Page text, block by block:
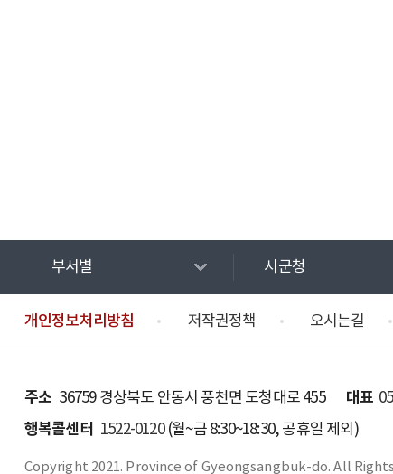
부서별 시군청
개인정보처리방침 저작권정책 오시는길
주소 36759 경상북도 안동시 풍천면 도청대로 455 대표
행복콜센터 1522-0120(월~금 8:30~18:30, 공휴일 제외)
Copyright 2021. Province of Gyeongsangbuk-do. All